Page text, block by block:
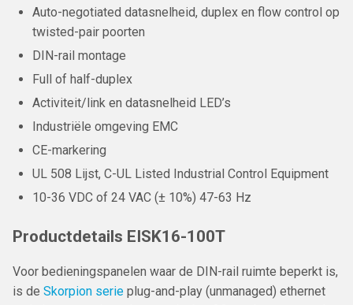
Auto-negotiated datasnelheid, duplex en flow control op
twisted-pair poorten
DIN-rail montage
Full of half-duplex
Activiteit/link en datasnelheid LED’s
Industriële omgeving EMC
CE-markering
UL 508 Lijst, C-UL Listed Industrial Control Equipment
10-36 VDC of 24 VAC (± 10%) 47-63 Hz
Productdetails EISK16-100T
Voor bedieningspanelen waar de DIN-rail ruimte beperkt is,
is de Skorpion serie plug-and-play (unmanaged) ethernet